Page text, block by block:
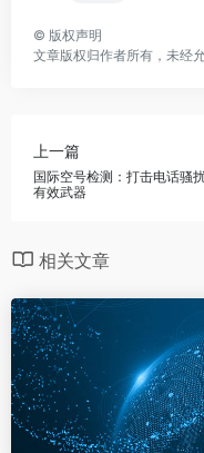
© 版权声明
文章版权归作者所有，未经
上一篇
国际空号检测：打击电话骚
有效武器
相关文章